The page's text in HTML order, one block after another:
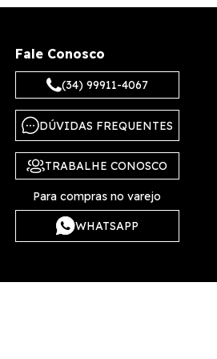
Fale Conosco
(34) 99911-4067
DÚVIDAS FREQUENTES
TRABALHE CONOSCO
Para compras no varejo
WHATSAPP